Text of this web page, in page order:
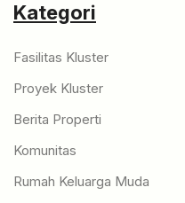
Kategori
Fasilitas Kluster
Proyek Kluster
Berita Properti
Komunitas
Rumah Keluarga Muda